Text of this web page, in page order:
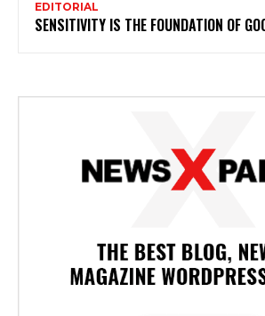
EDITORIAL
SENSITIVITY IS THE FOUNDATION OF